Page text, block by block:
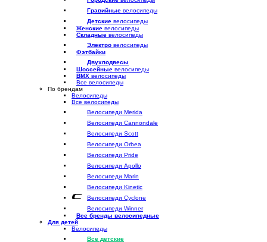
Гравийные велосипеды
Детские велосипеды
Женские велосипеды
Складные велосипеды
Электро велосипеды
Фэтбайки
Двухподвесы
Шоссейные велосипеды
BMX велосипеды
Все велосипеды
По брендам
Велосипеды
Все велосипеды
Велосипеди Merida
Велосипеди Cannondale
Велосипеди Scott
Велосипеди Orbea
Велосипеди Pride
Велосипеди Apollo
Велосипеди Marin
Велосипеди Kinetic
Велосипеди Cyclone
Велосипеди Winner
Все бренды велосипедные
Для детей
Велосипеды
Все детские